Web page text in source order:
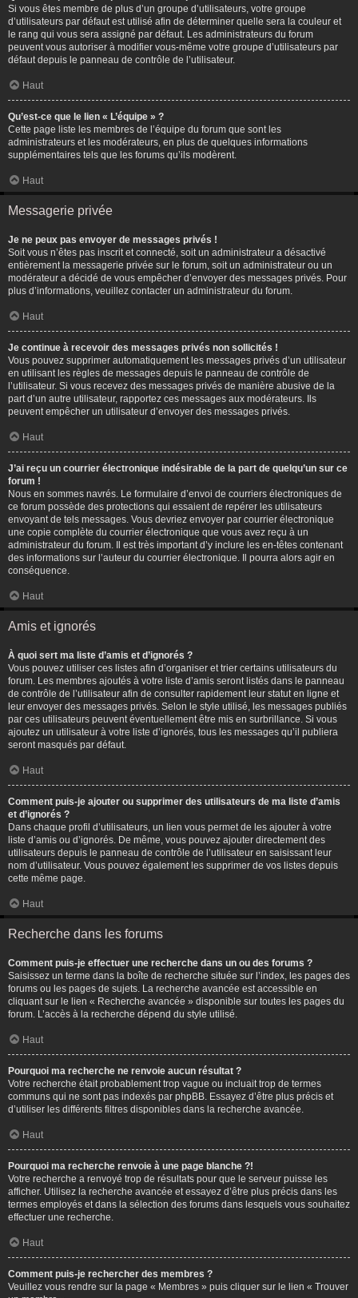
Si vous êtes membre de plus d’un groupe d’utilisateurs, votre groupe
d’utilisateurs par défaut est utilisé afin de déterminer quelle sera la couleur et
le rang qui vous sera assigné par défaut. Les administrateurs du forum
peuvent vous autoriser à modifier vous-même votre groupe d’utilisateurs par
défaut depuis le panneau de contrôle de l’utilisateur.
Haut
Qu’est-ce que le lien « L’équipe » ?
Cette page liste les membres de l’équipe du forum que sont les
administrateurs et les modérateurs, en plus de quelques informations
supplémentaires tels que les forums qu’ils modèrent.
Haut
Messagerie privée
Je ne peux pas envoyer de messages privés !
Soit vous n’êtes pas inscrit et connecté, soit un administrateur a désactivé
entièrement la messagerie privée sur le forum, soit un administrateur ou un
modérateur a décidé de vous empêcher d’envoyer des messages privés. Pour
plus d’informations, veuillez contacter un administrateur du forum.
Haut
Je continue à recevoir des messages privés non sollicités !
Vous pouvez supprimer automatiquement les messages privés d’un utilisateur
en utilisant les règles de messages depuis le panneau de contrôle de
l’utilisateur. Si vous recevez des messages privés de manière abusive de la
part d’un autre utilisateur, rapportez ces messages aux modérateurs. Ils
peuvent empêcher un utilisateur d’envoyer des messages privés.
Haut
J’ai reçu un courrier électronique indésirable de la part de quelqu’un sur ce
forum !
Nous en sommes navrés. Le formulaire d’envoi de courriers électroniques de
ce forum possède des protections qui essaient de repérer les utilisateurs
envoyant de tels messages. Vous devriez envoyer par courrier électronique
une copie complète du courrier électronique que vous avez reçu à un
administrateur du forum. Il est très important d’y inclure les en-têtes contenant
des informations sur l’auteur du courrier électronique. Il pourra alors agir en
conséquence.
Haut
Amis et ignorés
À quoi sert ma liste d’amis et d’ignorés ?
Vous pouvez utiliser ces listes afin d’organiser et trier certains utilisateurs du
forum. Les membres ajoutés à votre liste d’amis seront listés dans le panneau
de contrôle de l’utilisateur afin de consulter rapidement leur statut en ligne et
leur envoyer des messages privés. Selon le style utilisé, les messages publiés
par ces utilisateurs peuvent éventuellement être mis en surbrillance. Si vous
ajoutez un utilisateur à votre liste d’ignorés, tous les messages qu’il publiera
seront masqués par défaut.
Haut
Comment puis-je ajouter ou supprimer des utilisateurs de ma liste d’amis
et d’ignorés ?
Dans chaque profil d’utilisateurs, un lien vous permet de les ajouter à votre
liste d’amis ou d’ignorés. De même, vous pouvez ajouter directement des
utilisateurs depuis le panneau de contrôle de l’utilisateur en saisissant leur
nom d’utilisateur. Vous pouvez également les supprimer de vos listes depuis
cette même page.
Haut
Recherche dans les forums
Comment puis-je effectuer une recherche dans un ou des forums ?
Saisissez un terme dans la boîte de recherche située sur l’index, les pages des
forums ou les pages de sujets. La recherche avancée est accessible en
cliquant sur le lien « Recherche avancée » disponible sur toutes les pages du
forum. L’accès à la recherche dépend du style utilisé.
Haut
Pourquoi ma recherche ne renvoie aucun résultat ?
Votre recherche était probablement trop vague ou incluait trop de termes
communs qui ne sont pas indexés par phpBB. Essayez d’être plus précis et
d’utiliser les différents filtres disponibles dans la recherche avancée.
Haut
Pourquoi ma recherche renvoie à une page blanche ?!
Votre recherche a renvoyé trop de résultats pour que le serveur puisse les
afficher. Utilisez la recherche avancée et essayez d’être plus précis dans les
termes employés et dans la sélection des forums dans lesquels vous souhaitez
effectuer une recherche.
Haut
Comment puis-je rechercher des membres ?
Veuillez vous rendre sur la page « Membres » puis cliquer sur le lien « Trouver